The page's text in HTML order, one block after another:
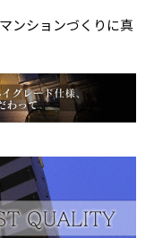
ンションづくりに真